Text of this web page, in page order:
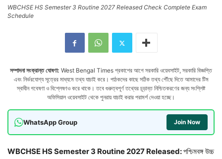
WBCHSE HS Semester 3 Routine 2027 Released Check Complete Exam
Schedule
সম্পাদনা সংক্রান্ত ঘোষণা: West Bengal Times প্রকাশের আগে সরকারি ওয়েবসাইট, সরকারি বিজ্ঞপ্তি
এবং নির্ভরযোগ্য সূত্রের মাধ্যমে তথ্য যাচাই করে। পাঠকদের কাছে সঠিক তথ্য পৌঁছে দিতে আমাদের টিম
স্বাধীন গবেষণা ও বিশ্লেষণও করে থাকে। তবে গুরুত্বপূর্ণ তথ্যের চূড়ান্ত নিশ্চিতকরণের জন্য সংশ্লিষ্ট
অফিসিয়াল ওয়েবসাইট থেকে পুনরায় যাচাই করার পরামর্শ দেওয়া হচ্ছে।
WhatsApp Group Join Now
WBCHSE HS Semester 3 Routine 2027 Released:পশ্চিমবঙ্গ উচ্চ